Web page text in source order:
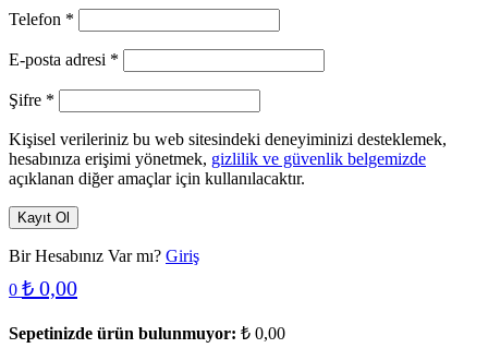
Telefon *
E-posta adresi *
Şifre *
Kişisel verileriniz bu web sitesindeki deneyiminizi desteklemek,
hesabınıza erişimi yönetmek, gizlilik ve güvenlik belgemizde
açıklanan diğer amaçlar için kullanılacaktır.
Kayıt Ol
Bir Hesabınız Var mı? Giriş
0 ₺ 0,00
Sepetinizde ürün bulunmuyor: ₺ 0,00